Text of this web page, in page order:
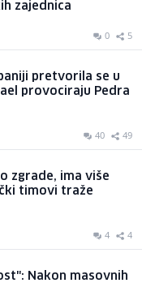
zajednica
0 5
pretvorila se u
provociraju Pedra
40 49
zgrade, ima više
timovi traže
4 4
Nakon masovnih